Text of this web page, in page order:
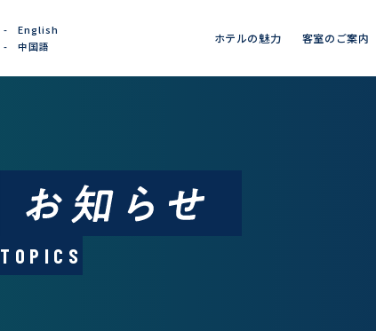
English
中国語
ホテルの魅力 客室のご案内
TOPICS